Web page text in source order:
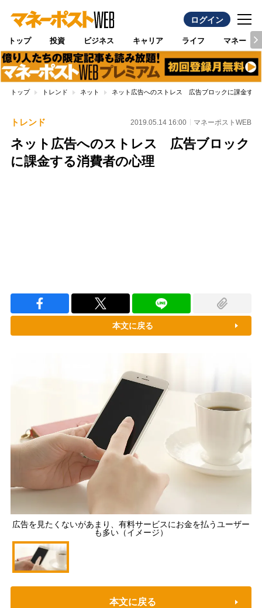
ログイン
トップ 投資 ビジネス キャリア ライフ マネー
トップ トレンド ネット ネット広告へのストレス 広告ブロックに課金する
トレンド 2019.05.14 16:00 マネーポストWEB
ネット広告へのストレス 広告ブロック
に課金する消費者の心理
本文に戻る
広告を見たくないがあまり、有料サービスにお金を払うユーザー
も多い（イメージ）
本文に戻る